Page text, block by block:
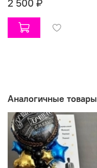
2 500 ₽
Аналогичные товары